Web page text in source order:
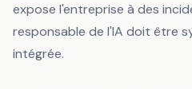
expose l'entreprise à des
responsable de l'IA doit être
intégrée.